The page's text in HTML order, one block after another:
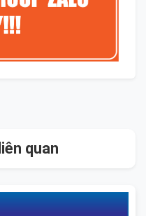
quan